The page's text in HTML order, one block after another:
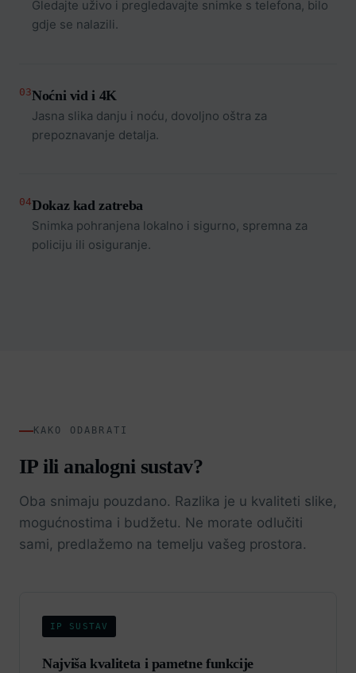
Gledajte uživo i pregledavajte snimke s telefona, bilo
gdje se nalazili.
03Noćni vid i 4K
Jasna slika danju i noću, dovoljno oštra za
prepoznavanje detalja.
04Dokaz kad zatreba
Snimka pohranjena lokalno i sigurno, spremna za
policiju ili osiguranje.
KAKO ODABRATI
IP ili analogni sustav?
Oba snimaju pouzdano. Razlika je u kvaliteti slike,
mogućnostima i budžetu. Ne morate odlučiti
sami, predlažemo na temelju vašeg prostora.
IP SUSTAV
Najviša kvaliteta i pametne funkcije